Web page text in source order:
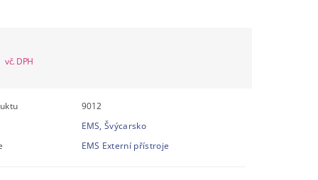
9012
EMS, Švýcarsko
EMS Externí přístroje